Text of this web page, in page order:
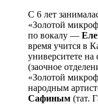
С 6 лет
«Золотой
по вокалу —
время учится в
университете на
(заочное
«Золотой
народным
Сафиным (тат.